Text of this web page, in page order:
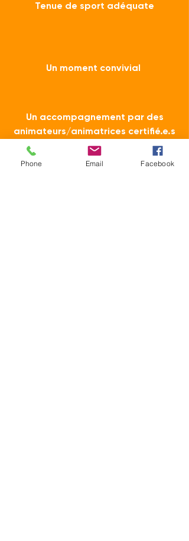
Tenue de sport adéquate
Un moment convivial
Un accompagnement par des
animateurs/animatrices certifié.e.s
Phone Email Facebook